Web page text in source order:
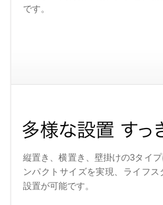
です。
縦置き、横置き、壁掛けの3タイ
ンパクトサイズを実現、ライフ
設置が可能です。